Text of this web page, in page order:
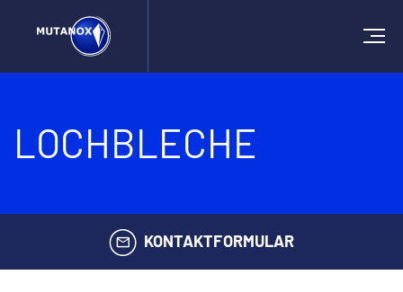
LOCHBLECHE
KONTAKTFORMULAR